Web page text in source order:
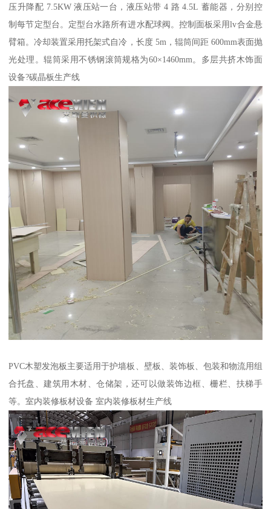
压升降配 7.5KW 液压站一台，液压站带 4 路 4.5L 蓄能器，分别控
制每节定型台。定型台水路所有进水配球阀。控制面板采用lv合金悬
臂箱。冷却装置采用托架式自冷，长度 5m，辊筒间距 600mm表面抛
光处理。辊筒采用不锈钢滚筒规格为60×1460mm。多层共挤木饰面
设备?碳晶板生产线
PVC木塑发泡板主要适用于护墙板、壁板、装饰板、包装和物流用组
合托盘、建筑用木材、仓储架，还可以做装饰边框、栅栏、扶梯手
等。室内装修板材设备 室内装修板材生产线